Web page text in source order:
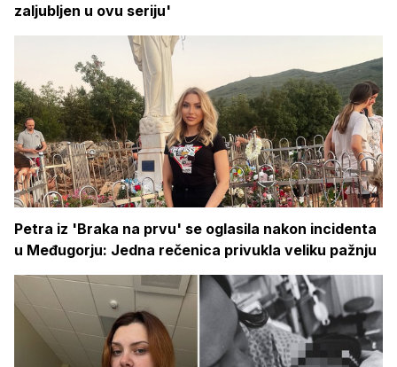
zaljubljen u ovu seriju'
Petra iz 'Braka na prvu' se oglasila nakon incidenta
u Međugorju: Jedna rečenica privukla veliku pažnju